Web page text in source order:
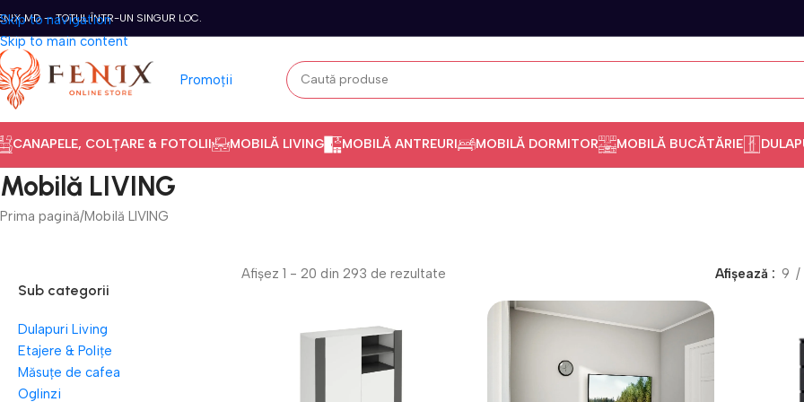
Skip to navigation
Skip to main content
— TOTUL ÎNTR-UN SINGUR LOC.
Promoții
CANAPELE, COLȚARE & FOTOLII MOBILĂ LIVING MOBILĂ ANTREURI MOBILĂ DORMITOR MOBILĂ BUCĂTĂRIE
Mobilă LIVING
Prima pagină Mobilă LIVING
Sub categorii
Dulapuri Living
Etajere & Polițe
Măsuțe de cafea
Oglinzi
Afișez 1 - 20 din 293 de rezultate Afișează 9